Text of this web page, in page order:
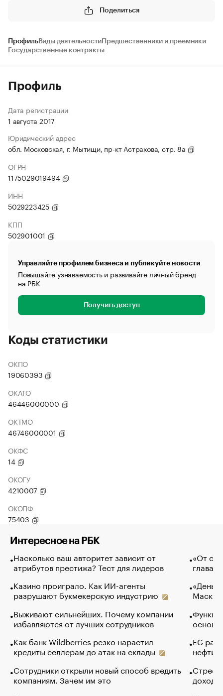
Поделиться
ПрофильВиды деятельности Предшественники и преемники
Государственные контракты
Профиль
Дата регистрации
1 августа 2017
Юридический адрес
обл. Московская, г. Мытищи, пр-кт Астрахова, стр. 8а
ОГРН
1175029019494
ИНН
5029223425
КПП
502901001
Управляйте профилем бизнеса и публикуйте новости
Повышайте узнаваемость и развивайте личный бренд
на РБК
Получить доступ
Коды статистики
ОКПО
19060393
ОКАТО
46446000000
ОКТМО
46746000001
ОКФС
14
ОКОГУ
4210007
ОКОПФ
75403
Интересное на РБК
Насколько ваш авторитет зависит от
атрибутов престижа? Тест для лидеров
Казино проиграло. Как ИИ-агенты
разрушают букмекерскую индустрию
Выживают сильнейших. Почему компании
избавляются от лучших сотрудников
Как банк Wildberries резко нарастил
кредиты селлерам до атак на склады
Сотрудники открыли новый способ вредить
компаниям. Зачем им это
«От
глава
Маск в
основ
ЕС
нефти